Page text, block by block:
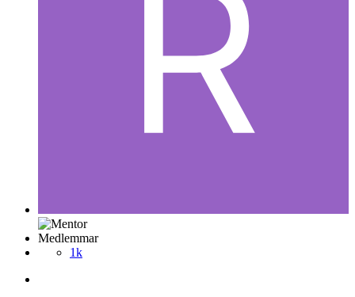
Medlemmar
1k